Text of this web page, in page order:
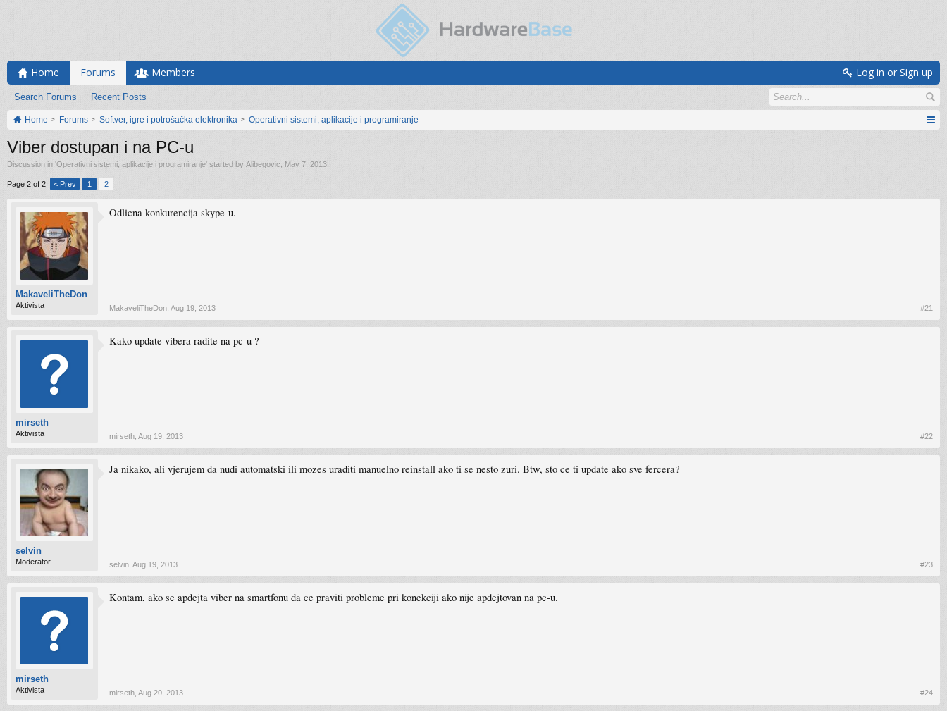
Home Forums
Search Forums Recent Posts
Members Log in or Sign up
Home Forums Softver, igre i potrošačka elektronika Operativni sistemi, aplikacije i programiranje
Viber dostupan i na PC-u
Discussion in 'Operativni sistemi, aplikacije i programiranje' started by Alibegovic May 7, 2013
Page 2 of 2 < Prev 1 2
MakaveliTheDon
Aktivista
Odlicna konkurencija skype-u.
MakaveliTheDon Aug 19, 2013 #21
mirseth
Aktivista
Kako update vibera radite na pc-u ?
mirseth Aug 19, 2013 #22
selvin
Moderator
Ja nikako, ali vjerujem da nudi automatski ili mozes uraditi manuelno reinstall ako ti se nesto zuri. Btw, sto ce ti update ako sve fercera?
selvin Aug 19, 2013 #23
mirseth
Aktivista
Kontam, ako se apdejta viber na smartfonu da ce praviti probleme pri konekciji ako nije apdejtovan na pc-u.
mirseth Aug 20, 2013 #24